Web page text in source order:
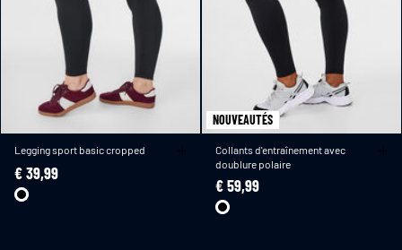
Legging sport basic cropped
€ 39,99
NOUVEAUTÉS
Collants d'entraînement avec
doublure polaire
€ 59,99